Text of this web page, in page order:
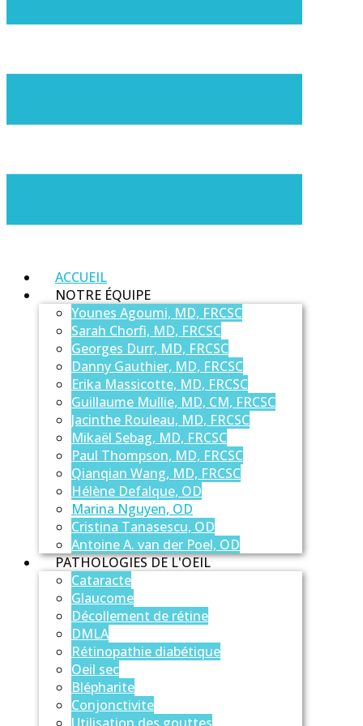
ACCUEIL
NOTRE ÉQUIPE
Younes Agoumi, MD, FRCSC
Sarah Chorfi, MD, FRCSC
Georges Durr, MD, FRCSC
Danny Gauthier, MD, FRCSC
Erika Massicotte, MD, FRCSC
Guillaume Mullie, MD, CM, FRCSC
Jacinthe Rouleau, MD, FRCSC
Mikaël Sebag, MD, FRCSC
Paul Thompson, MD, FRCSC
Qianqian Wang, MD, FRCSC
Hélène Defalque, OD
Marina Nguyen, OD
Cristina Tanasescu, OD
Antoine A. van der Poel, OD
PATHOLOGIES DE L'OEIL
Cataracte
Glaucome
Décollement de rétine
DMLA
Rétinopathie diabétique
Oeil sec
Blépharite
Conjonctivite